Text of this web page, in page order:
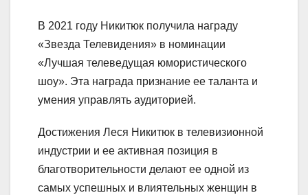
В 2021 году Никитюк получила награду
«Звезда Телевидения» в номинации
«Лучшая телеведущая юмористического
шоу». Эта награда признание ее таланта и
умения управлять аудиторией.
Достижения Леся Никитюк в телевизионной
индустрии и ее активная позиция в
благотворительности делают ее одной из
самых успешных и влиятельных женщин в